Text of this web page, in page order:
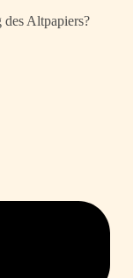
Altpapiers?